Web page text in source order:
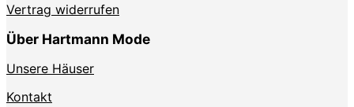
Vertrag widerrufen
Über Hartmann Mode
Unsere Häuser
Kontakt